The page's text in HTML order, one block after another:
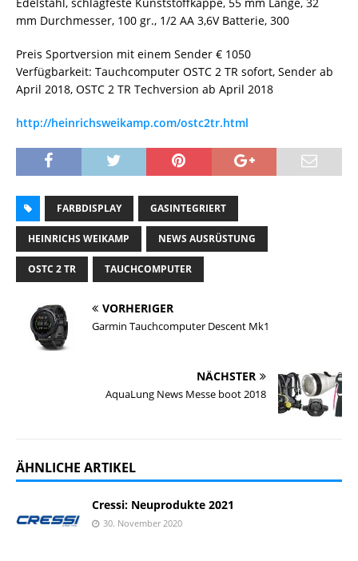
mm Durchmesser, 100 gr., 1/2 AA 3,6V Batterie, 300
Preis Sportversion mit einem Sender € 1050
Verfügbarkeit: Tauchcomputer OSTC 2 TR sofort, Sender ab
April 2018, OSTC 2 TR Techversion ab April 2018
http://heinrichsweikamp.com/ostc2tr.html
FARBDISPLAY GASINTEGRIERT
HEINRICHS WEIKAMP NEWS AUSRÜSTUNG
OSTC 2 TR TAUCHCOMPUTER
VORHERIGER
Garmin Tauchcomputer Descent Mk1
NÄCHSTER
AquaLung News Messe boot 2018
ÄHNLICHE ARTIKEL
Cressi: Neuprodukte 2021
30. November 2020